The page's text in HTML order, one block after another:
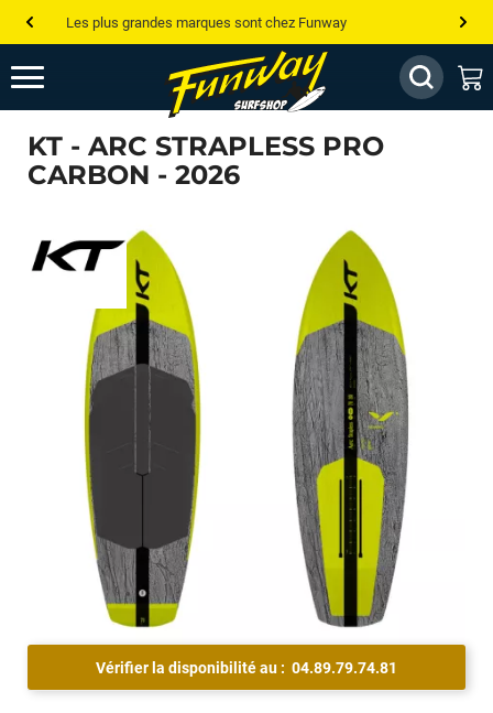
Les plus grandes marques sont chez Funway
Jusqu’à -75% de remise sur le windsurf, wingfoil, etc...
💰 Meilleur prix garanti — Moins cher ailleurs ? On s’aligne !
Besoin de conseils de pro ? Appelle nous !
KT - ARC STRAPLESS PRO
CARBON - 2026
Vérifier la disponibilité au : 04.89.79.74.81